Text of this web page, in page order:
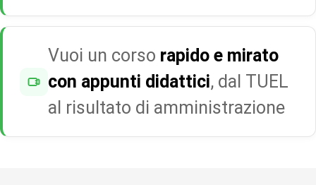
Vuoi un corso rapido e mirato
con appunti didattici, dal TUEL
al risultato di amministrazione